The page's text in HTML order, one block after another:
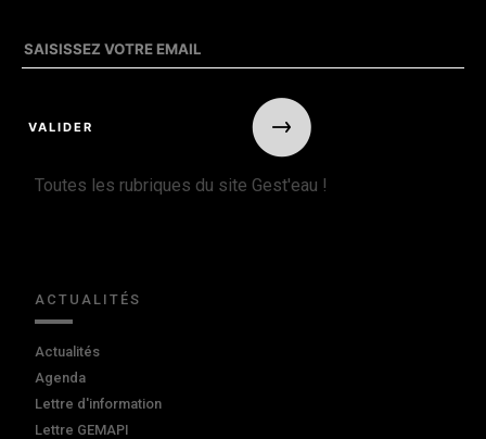
Toutes les rubriques du site Gest'eau !
ACTUALITÉS
Actualités
Agenda
Lettre d'information
Lettre GEMAPI